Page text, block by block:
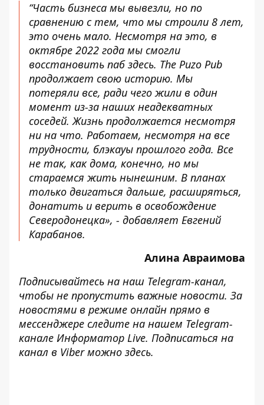
“Часть бизнеса мы вывезли, но по
сравнению с тем, что мы строили 8 лет,
это очень мало. Несмотря на это, в
октябре 2022 года мы смогли
восстановить паб здесь. The Puzo Pub
продолжает свою историю. Мы
потеряли все, ради чего жили в один
момент из-за наших неадекватных
соседей. Жизнь продолжается несмотря
ни на что. Работаем, несмотря на все
трудности, блэкауы прошлого года. Все
не так, как дома, конечно, но мы
стараемся жить нынешним. В планах
только двигаться дальше, расширяться,
донатить и верить в освобождение
Северодонецка», - добавляет Евгений
Карабанов.
Алина Авраимова
Подписывайтесь на наш Telegram-канал,
чтобы не пропустить важные новости. За
новостями в режиме онлайн прямо в
мессенджере следите на нашем Telegram-
канале Информатор Live. Подписаться на
канал в Viber можно здесь.